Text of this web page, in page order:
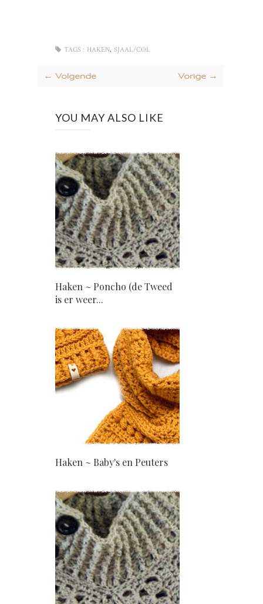
TAGS : HAKEN, SJAAL/COL
← Volgende Vorige →
YOU MAY ALSO LIKE
Haken ~ Poncho (de Tweed
is er weer...
Haken ~ Baby's en Peuters